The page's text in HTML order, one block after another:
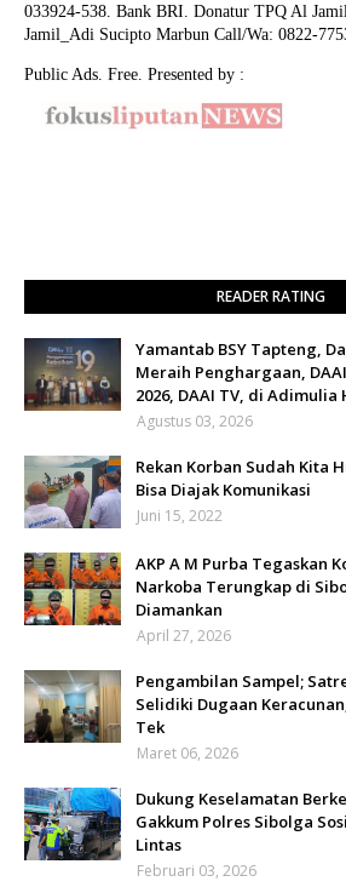
033924-538. Bank BRI. Donatur TPQ Al
Jamil_Adi Sucipto Marbun Call/Wa: 0822-
Public Ads. Free. Presented by :
READER RATING
Yamantab BSY Tapteng,
Meraih Penghargaan,
2026, DAAI TV, di
Agustus 03, 2026
Rekan Korban Sudah Kita
Bisa Diajak Komunikasi
Juni 15, 2022
AKP A M Purba Tegaskan
Narkoba Terungkap di
Diamankan
April 27, 2026
Pengambilan Sampel;
Selidiki Dugaan
Tek
Maret 06, 2026
Dukung Keselamatan
Gakkum Polres Sibolga
Lintas
Februari 03, 2026